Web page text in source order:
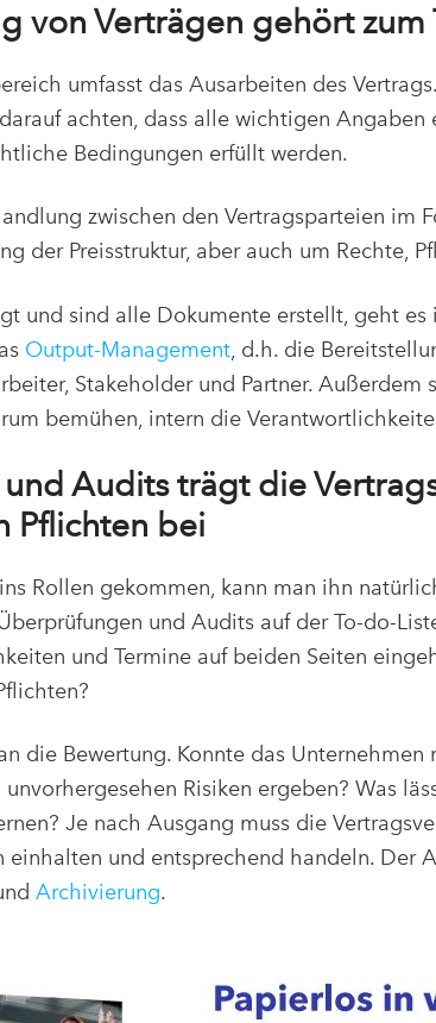
von Verträgen gehört zum
umfasst das Ausarbeiten des
achten, dass alle wichtigen
Bedingungen erfüllt werden.
zwischen den Vertragsparteien im
der Preisstruktur, aber auch um Rechte,
und sind alle Dokumente erstellt, geht es
Output-Management , d.h. die
Stakeholder und Partner. Außerdem
bemühen, intern die
Audits trägt die
Pflichten bei
Rollen gekommen, kann man ihn
und Audits auf der To-do-
und Termine auf beiden Seiten
die Bewertung. Konnte das
Risiken ergeben? Was
Je nach Ausgang muss die
einhalten und entsprechend handeln. Der
Archivierung.